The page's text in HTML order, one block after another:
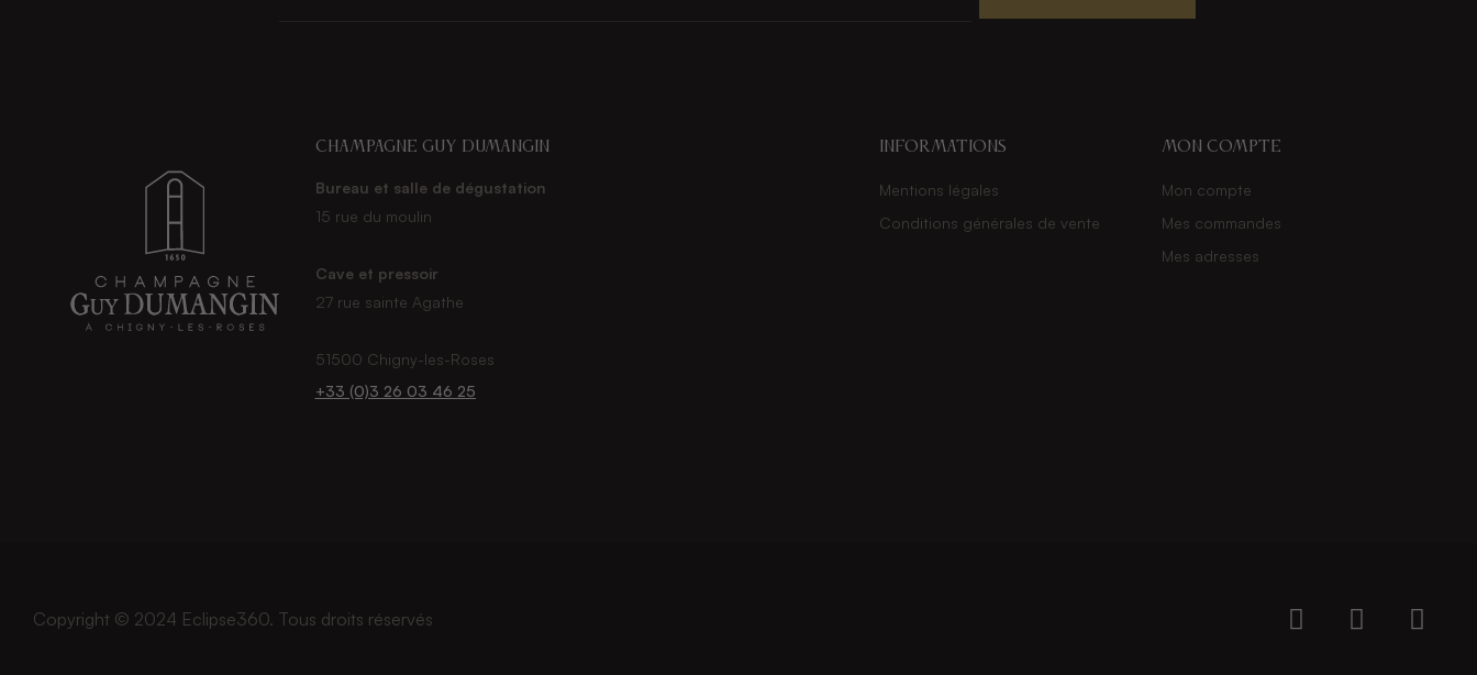
Champagne guy dumangin
Bureau et salle de dégustation
15 rue du moulin
Cave et pressoir
27 rue sainte Agathe
51500 Chigny-les-Roses
+33 (0)3 26 03 46 25
Informations
Mentions légales
Conditions générales de vente
Mon compte
Mon compte
Mes commandes
Mes adresses
Copyright © 2024 Eclipse360. Tous droits réservés